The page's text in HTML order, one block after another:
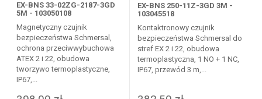
EX-BNS 33-02ZG-2187-3GD
5M - 103050108
Magnetyczny czujnik
bezpieczeństwa Schmersal,
ochrona przeciwwybuchowa
ATEX 2 i 22, obudowa
tworzywo termoplastyczne,
IP67,...
EX-BNS 250-11Z-3GD 3M -
103045518
Kontaktronowy czujnik
bezpieczeństwa Schmersal do
stref EX 2 i 22, obudowa
termoplastyczna, 1 NO + 1 NC,
IP67, przewód 3 m,...